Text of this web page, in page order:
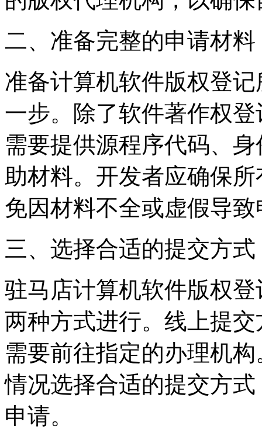
二、准备完整的申请材料
准备计算机软件版权登
一步。除了软件著作权
需要提供源程序代码、
助材料。开发者应确保
免因材料不全或虚假导
三、选择合适的提交方式
驻马店计算机软件版权
两种方式进行。线上提
需要前往指定的办理机
情况选择合适的提交方
申请。